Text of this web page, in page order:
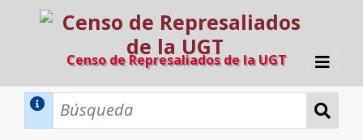
Censo de Represaliados de la UGT
Inicio